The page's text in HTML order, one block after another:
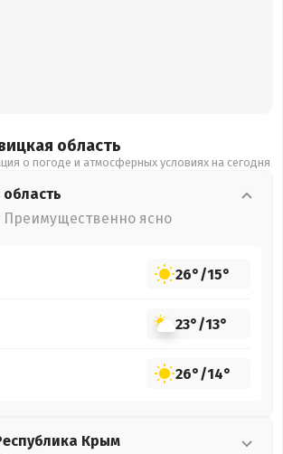
область
о погоде и атмосферных условиях на сегодня
область
Преимущественно ясно
26°/15°
23°/13°
26°/14°
Крым